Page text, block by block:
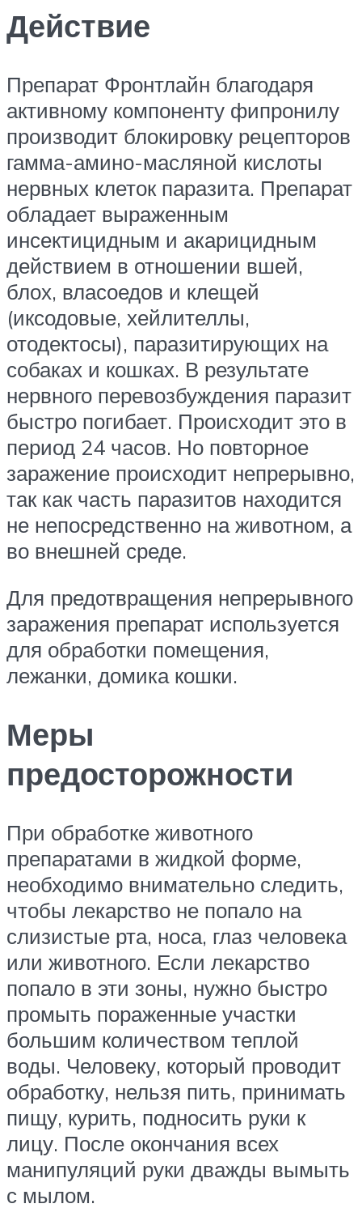
Действие
Препарат Фронтлайн благодаря
активному компоненту фипронилу
производит блокировку рецепторов
гамма-амино-масляной кислоты
нервных клеток паразита. Препарат
обладает выраженным
инсектицидным и акарицидным
действием в отношении вшей,
блох, власоедов и клещей
(иксодовые, хейлителлы,
отодектосы), паразитирующих на
собаках и кошках. В результате
нервного перевозбуждения паразит
быстро погибает. Происходит это в
период 24 часов. Но повторное
заражение происходит непрерывно,
так как часть паразитов находится
не непосредственно на животном, а
во внешней среде.
Для предотвращения непрерывного
заражения препарат используется
для обработки помещения,
лежанки, домика кошки.
Меры
предосторожности
При обработке животного
препаратами в жидкой форме,
необходимо внимательно следить,
чтобы лекарство не попало на
слизистые рта, носа, глаз человека
или животного. Если лекарство
попало в эти зоны, нужно быстро
промыть пораженные участки
большим количеством теплой
воды. Человеку, который проводит
обработку, нельзя пить, принимать
пищу, курить, подносить руки к
лицу. После окончания всех
манипуляций руки дважды вымыть
с мылом.